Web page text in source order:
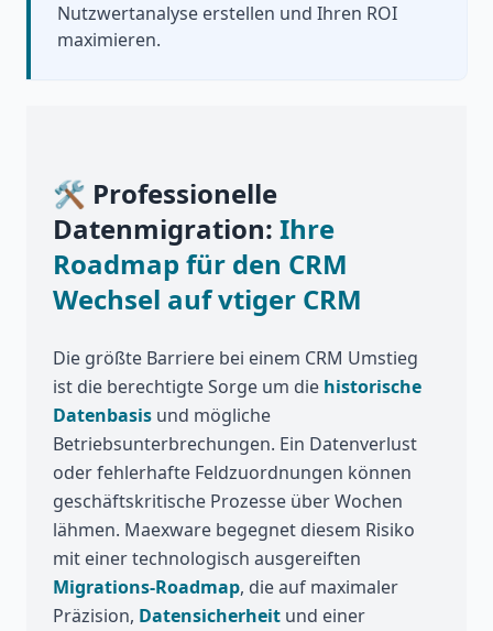
Nutzwertanalyse erstellen und Ihren ROI
maximieren.
🛠️ Professionelle
Datenmigration: Ihre
Roadmap für den CRM
Wechsel auf vtiger CRM
Die größte Barriere bei einem CRM Umstieg
ist die berechtigte Sorge um die historische
Datenbasis und mögliche
Betriebsunterbrechungen. Ein Datenverlust
oder fehlerhafte Feldzuordnungen können
geschäftskritische Prozesse über Wochen
lähmen. Maexware begegnet diesem Risiko
mit einer technologisch ausgereiften
Migrations-Roadmap, die auf maximaler
Präzision, Datensicherheit und einer